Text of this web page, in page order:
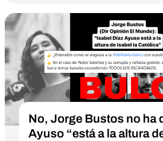
No, Jorge Bustos no ha
Ayuso “está a la altura